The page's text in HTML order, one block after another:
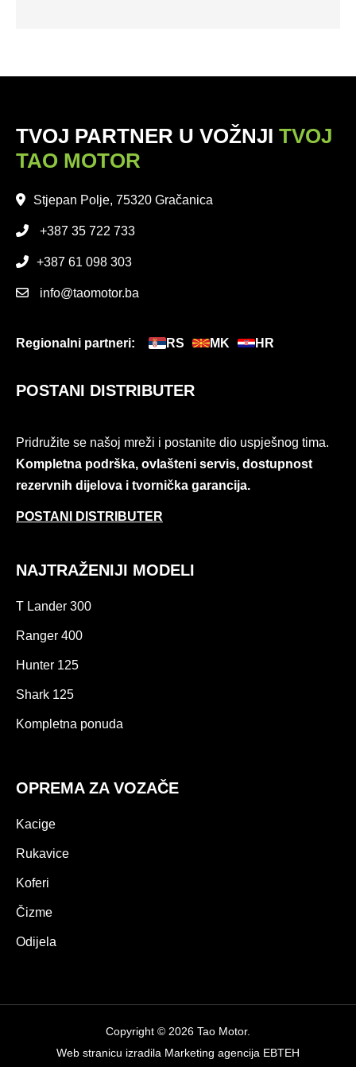
TVOJ PARTNER U VOŽNJI TVOJ
TAO MOTOR
Stjepan Polje, 75320 Gračanica
+387 35 722 733
+387 61 098 303
info@taomotor.ba
Regionalni partneri: RS MK HR
POSTANI DISTRIBUTER
Pridružite se našoj mreži i postanite dio uspješnog tima.
Kompletna podrška, ovlašteni servis, dostupnost
rezervnih dijelova i tvornička garancija.
POSTANI DISTRIBUTER
NAJTRAŽENIJI MODELI
T Lander 300
Ranger 400
Hunter 125
Shark 125
Kompletna ponuda
OPREMA ZA VOZAČE
Kacige
Rukavice
Koferi
Čizme
Odijela
Copyright © 2026 Tao Motor.
Web stranicu izradila Marketing agencija EBTEH